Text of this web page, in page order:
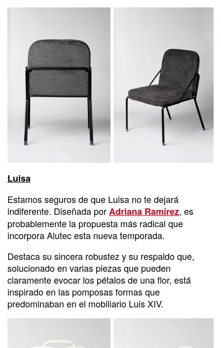
Luisa
Estamos seguros de que Luisa no te dejará
indiferente. Diseñada porAdriana Ramírez, es
probablemente la propuesta más radical que
incorpora Alutec esta nueva temporada.
Destaca su sincera robustez y su respaldo que,
solucionado en varias piezas que pueden
claramente evocar los pétalos de una flor, está
inspirado en las pomposas formas que
predominaban en el mobiliario Luis XIV.